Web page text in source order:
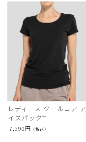
レディース:クールコア ア
イスパックT
7,590円 （税込）